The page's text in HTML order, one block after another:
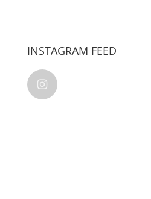
INSTAGRAM FEED
kalamkudusindonesia